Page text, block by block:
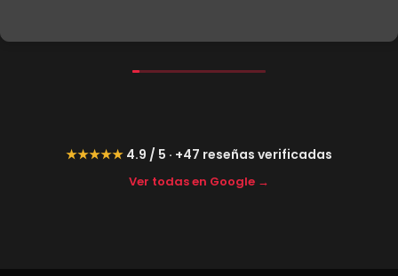
★★★★★ 4.9 / 5 · +47 reseñas verificadas
Ver todas en Google →